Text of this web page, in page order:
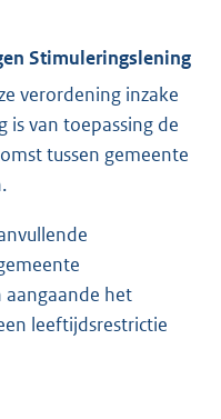
Stimuleringslening
verordening inzake
is van toepassing de
tussen gemeente
aangaande het
leeftijdsrestrictie